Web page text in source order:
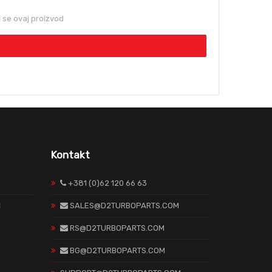
ovaj proizvod
Kontakt
+381 (0)62 120 66 63
SALES@D2TURBOPARTS.COM
RS@D2TURBOPARTS.COM
BG@D2TURBOPARTS.COM